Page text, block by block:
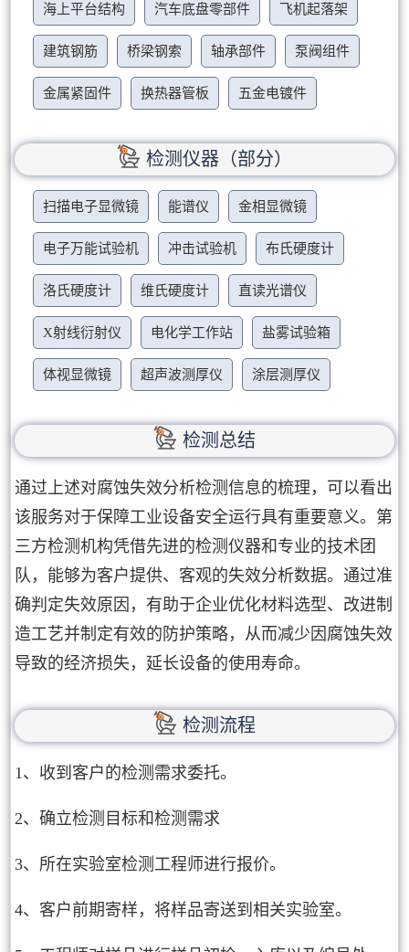
海上平台结构 汽车底盘零部件 飞机起落架
建筑钢筋 桥梁钢索 轴承部件 泵阀组件
金属紧固件 换热器管板 五金电镀件
检测仪器（部分）
扫描电子显微镜 能谱仪 金相显微镜
电子万能试验机 冲击试验机 布氏硬度计
洛氏硬度计 维氏硬度计 直读光谱仪
X射线衍射仪 电化学工作站 盐雾试验箱
体视显微镜 超声波测厚仪 涂层测厚仪
检测总结
通过上述对腐蚀失效分析检测信息的梳理，可以看出
该服务对于保障工业设备安全运行具有重要意义。第
三方检测机构凭借先进的检测仪器和专业的技术团
队，能够为客户提供、客观的失效分析数据。通过准
确判定失效原因，有助于企业优化材料选型、改进制
造工艺并制定有效的防护策略，从而减少因腐蚀失效
导致的经济损失，延长设备的使用寿命。
检测流程
1、收到客户的检测需求委托。
2、确立检测目标和检测需求
3、所在实验室检测工程师进行报价。
4、客户前期寄样，将样品寄送到相关实验室。